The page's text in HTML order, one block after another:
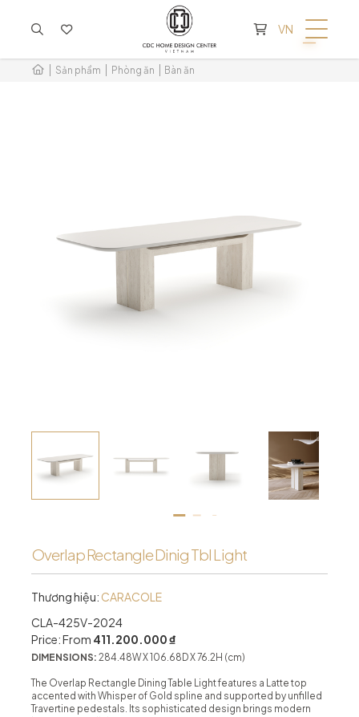
KHÔNG CÓ SẢN PHẨM TRONG GIỎ HÀNG
VN
Sản phẩm Phòng ăn Bàn ăn
Overlap Rectangle Dinig Tbl Light
Thương hiệu: CARACOLE
CLA-425V-2024
Price: From 411.200.000 ₫
DIMENSIONS: 284.48W X 106.68D X 76.2H (cm)
The Overlap Rectangle Dining Table Light features a Latte top
accented with Whisper of Gold spline and supported by unfilled
Travertine pedestals. Its sophisticated design brings modern